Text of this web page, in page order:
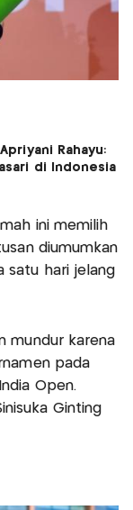
Rahayu:
di Indonesia
ini memilih
diumumkan
satu hari jelang
mundur karena
pada
Open.
Ginting